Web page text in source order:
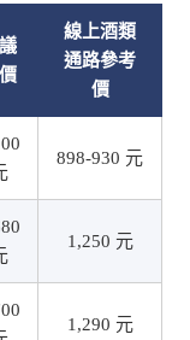
線上酒類
通路參考
價
898-930 元
1,250 元
1,290 元